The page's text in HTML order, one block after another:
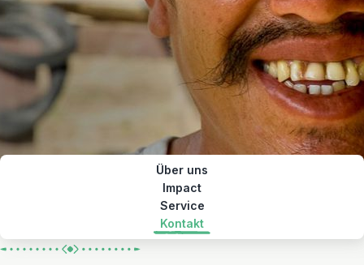
Über uns
Impact
Service
Kontakt